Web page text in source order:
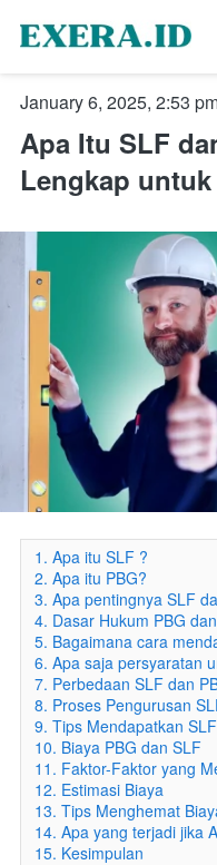
January 6, 2025, 2:53
Apa Itu SLF
Lengkap
1. Apa itu SLF ?
2. Apa itu PBG?
3. Apa pentingnya SLF
4. Dasar Hukum PBG
5. Bagaimana cara
6. Apa saja persyaratan
7. Perbedaan SLF dan
8. Proses Pengurusan
9. Tips Mendapatkan
10. Biaya PBG dan SLF
11. Faktor-Faktor yang
12. Estimasi Biaya
13. Tips Menghemat
14. Apa yang terjadi jika
15. Kesimpulan